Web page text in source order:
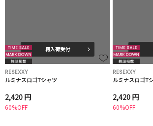
再入荷受付
RESEXXY
ルミナスロゴTシャツ
2,420 円
60%OFF
RESEXXY
ルミナスロゴT
2,420 円
60%OFF